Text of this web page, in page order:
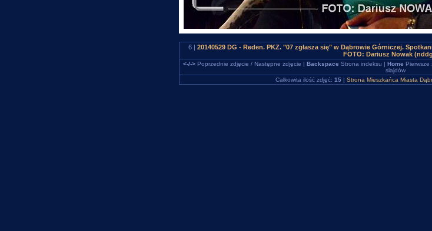
6 | 20140529 DG - Reden. PKZ. "07 zgłasza się" w Dąbrowie Górniczej.
FOTO: Dariusz Nowak
<-/->Poprzednie zdjęcie / Następne zdjęcie | Backspace Strona indeksu | Home Pierwsze
slajdów
Całkowita ilość zdjęć: 15 | Strona Mieszkańca Miasta